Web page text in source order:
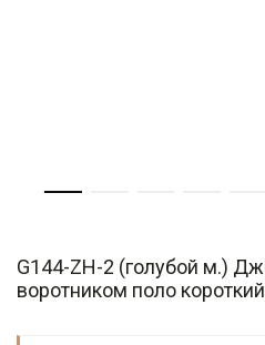
G144-ZH-2 (голубой м.)
воротником поло